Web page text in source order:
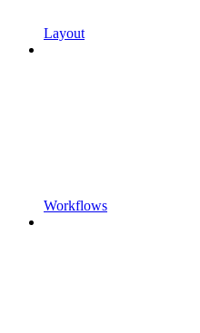
Layout
Workflows